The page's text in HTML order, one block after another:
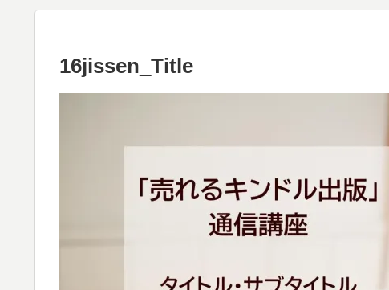
16jissen_Title